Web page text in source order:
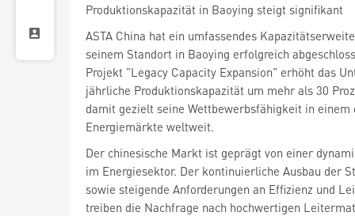
Produktionskapazität in Baoying steigt signifikant
ASTA China hat ein umfassendes
seinem Standort in Baoying erfolgreich
Projekt "Legacy Capacity Expansion" erhöht das
jährliche Produktionskapazität um mehr als 30
damit gezielt seine Wettbewerbsfähigkeit in
Energiemärkte weltweit.
Der chinesische Markt ist geprägt von einer
im Energiesektor. Der kontinuierliche Ausbau der
sowie steigende Anforderungen an Effizienz und
treiben die Nachfrage nach hochwertigen